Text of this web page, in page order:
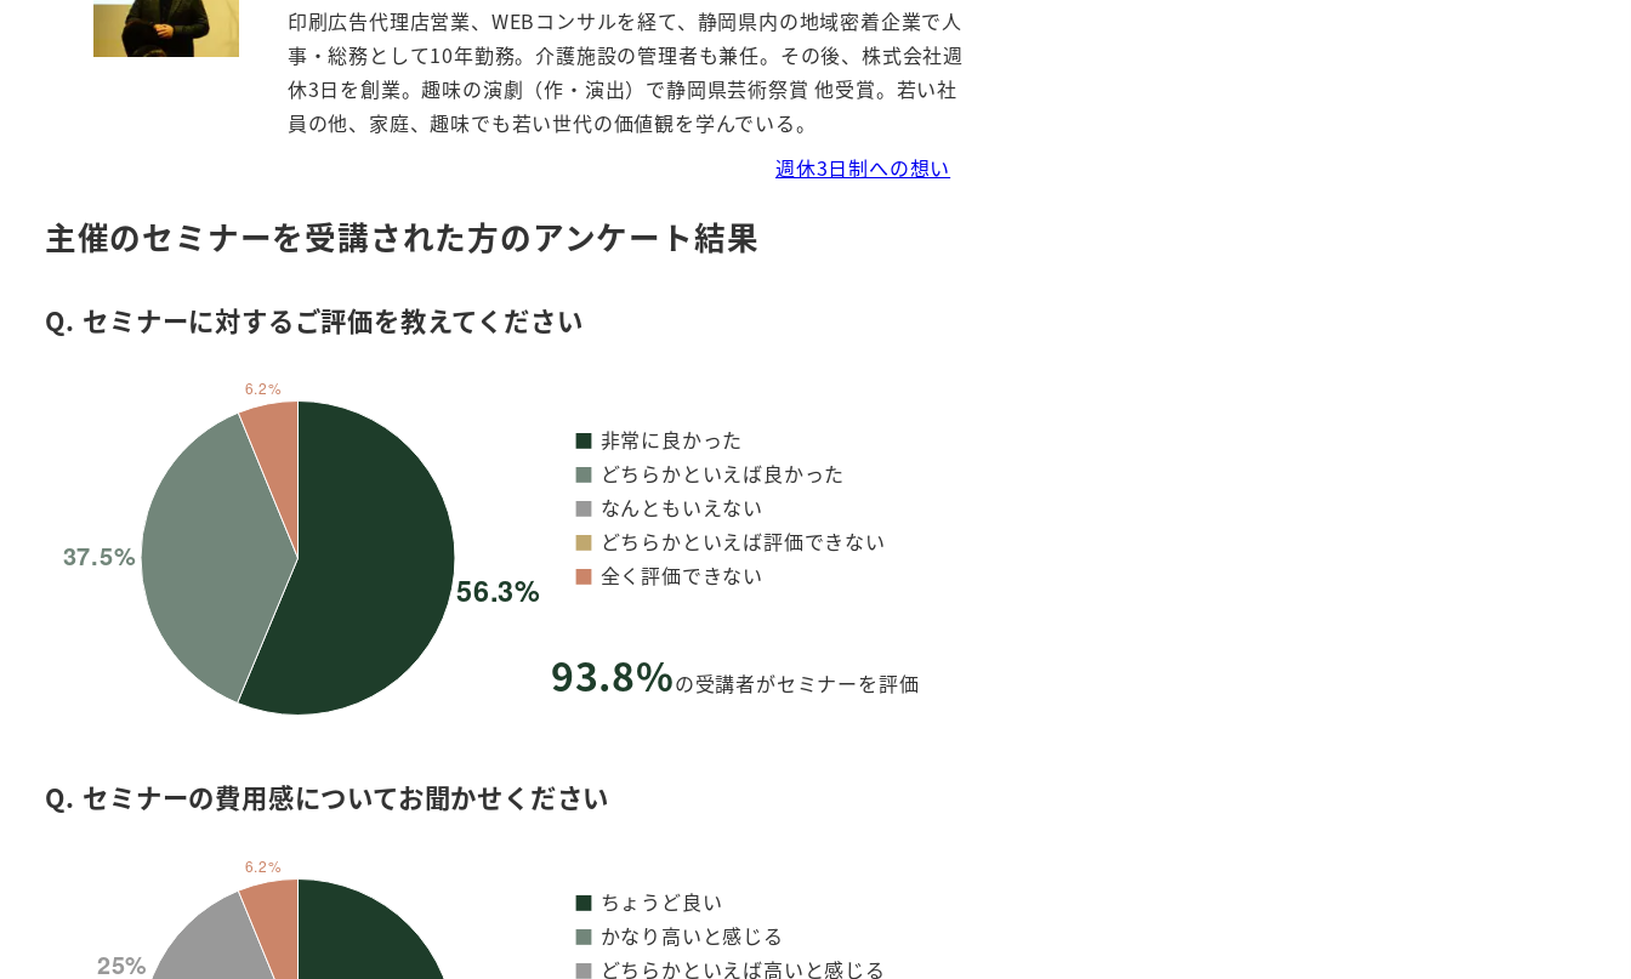
印刷広告代理店営業、WEBコンサルを経て、静岡県内の地域密着企業で人
事・総務として10年勤務。介護施設の管理者も兼任。その後、株式会社週
休3日を創業。趣味の演劇（作・演出）で静岡県芸術祭賞 他受賞。若い社
員の他、家庭、趣味でも若い世代の価値観を学んでいる。
週休3日制への想い
主催のセミナーを受講された方のアンケート結果
Q. セミナーに対するご評価を教えてください
■ 非常に良かった
■ どちらかといえば良かった
■ なんともいえない
■ どちらかといえば評価できない
■ 全く評価できない
93.8%の受講者がセミナーを評価
Q. セミナーの費用感についてお聞かせください
■ ちょうど良い
■ かなり高いと感じる
■ どちらかといえば高いと感じる